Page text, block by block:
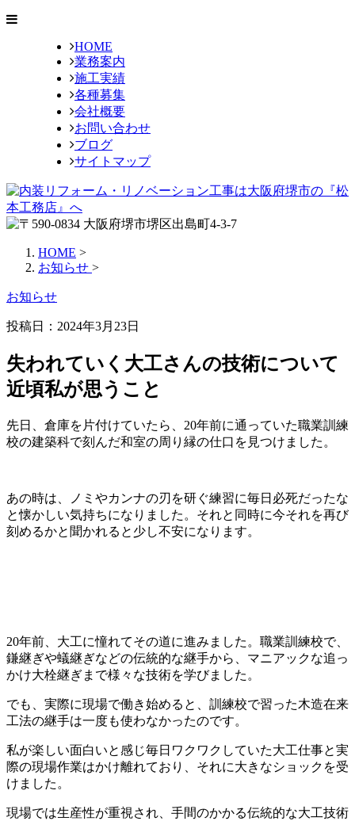
HOME
業務案内
施工実績
各種募集
会社概要
お問い合わせ
ブログ
サイトマップ
HOME >
お知らせ >
お知らせ
投稿日：2024年3月23日
失われていく大工さんの技術について
近頃私が思うこと
先日、倉庫を片付けていたら、20年前に通っていた職業訓練
校の建築科で刻んだ和室の周り縁の仕口を見つけました。
あの時は、ノミやカンナの刃を研ぐ練習に毎日必死だったな
と懐かしい気持ちになりました。それと同時に今それを再び
刻めるかと聞かれると少し不安になります。
20年前、大工に憧れてその道に進みました。職業訓練校で、
鎌継ぎや蟻継ぎなどの伝統的な継手から、マニアックな追っ
かけ大栓継ぎまで様々な技術を学びました。
でも、実際に現場で働き始めると、訓練校で習った木造在来
工法の継手は一度も使わなかったのです。
私が楽しい面白いと感じ毎日ワクワクしていた大工仕事と実
際の現場作業はかけ離れており、それに大きなショックを受
けました。
現場では生産性が重視され、手間のかかる伝統的な大工技術